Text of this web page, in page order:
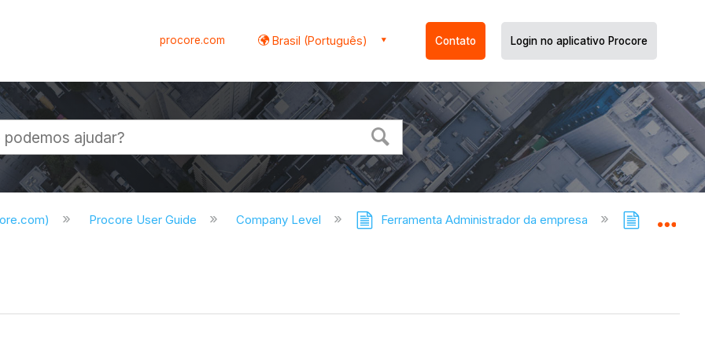
procore.com Brasil (Português) Contato Login no aplicativo Procore
Procore User Guide Company Level Ferramenta Administrador da empresa